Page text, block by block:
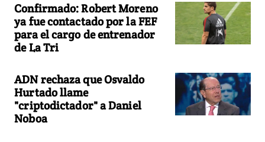
Confirmado: Robert Moreno
ya fue contactado por la FEF
para el cargo de entrenador
de La Tri
ADN rechaza que Osvaldo
Hurtado llame
"criptodictador" a Daniel
Noboa